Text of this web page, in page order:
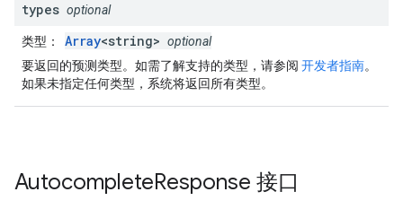
types optional
类型 ： Array<string> optional
要返回的预测类型。如需了解支持的类型，请参阅 开发者指南。
如果未指定任何类型，系统将返回所有类型。
AutocompleteResponse 接口